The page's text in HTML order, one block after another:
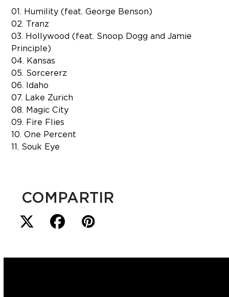
01. Humility (feat. George Benson)
02. Tranz
03. Hollywood (feat. Snoop Dogg and Jamie
Principle)
04. Kansas
05. Sorcererz
06. Idaho
07. Lake Zurich
08. Magic City
09. Fire Flies
10. One Percent
11. Souk Eye
COMPARTIR